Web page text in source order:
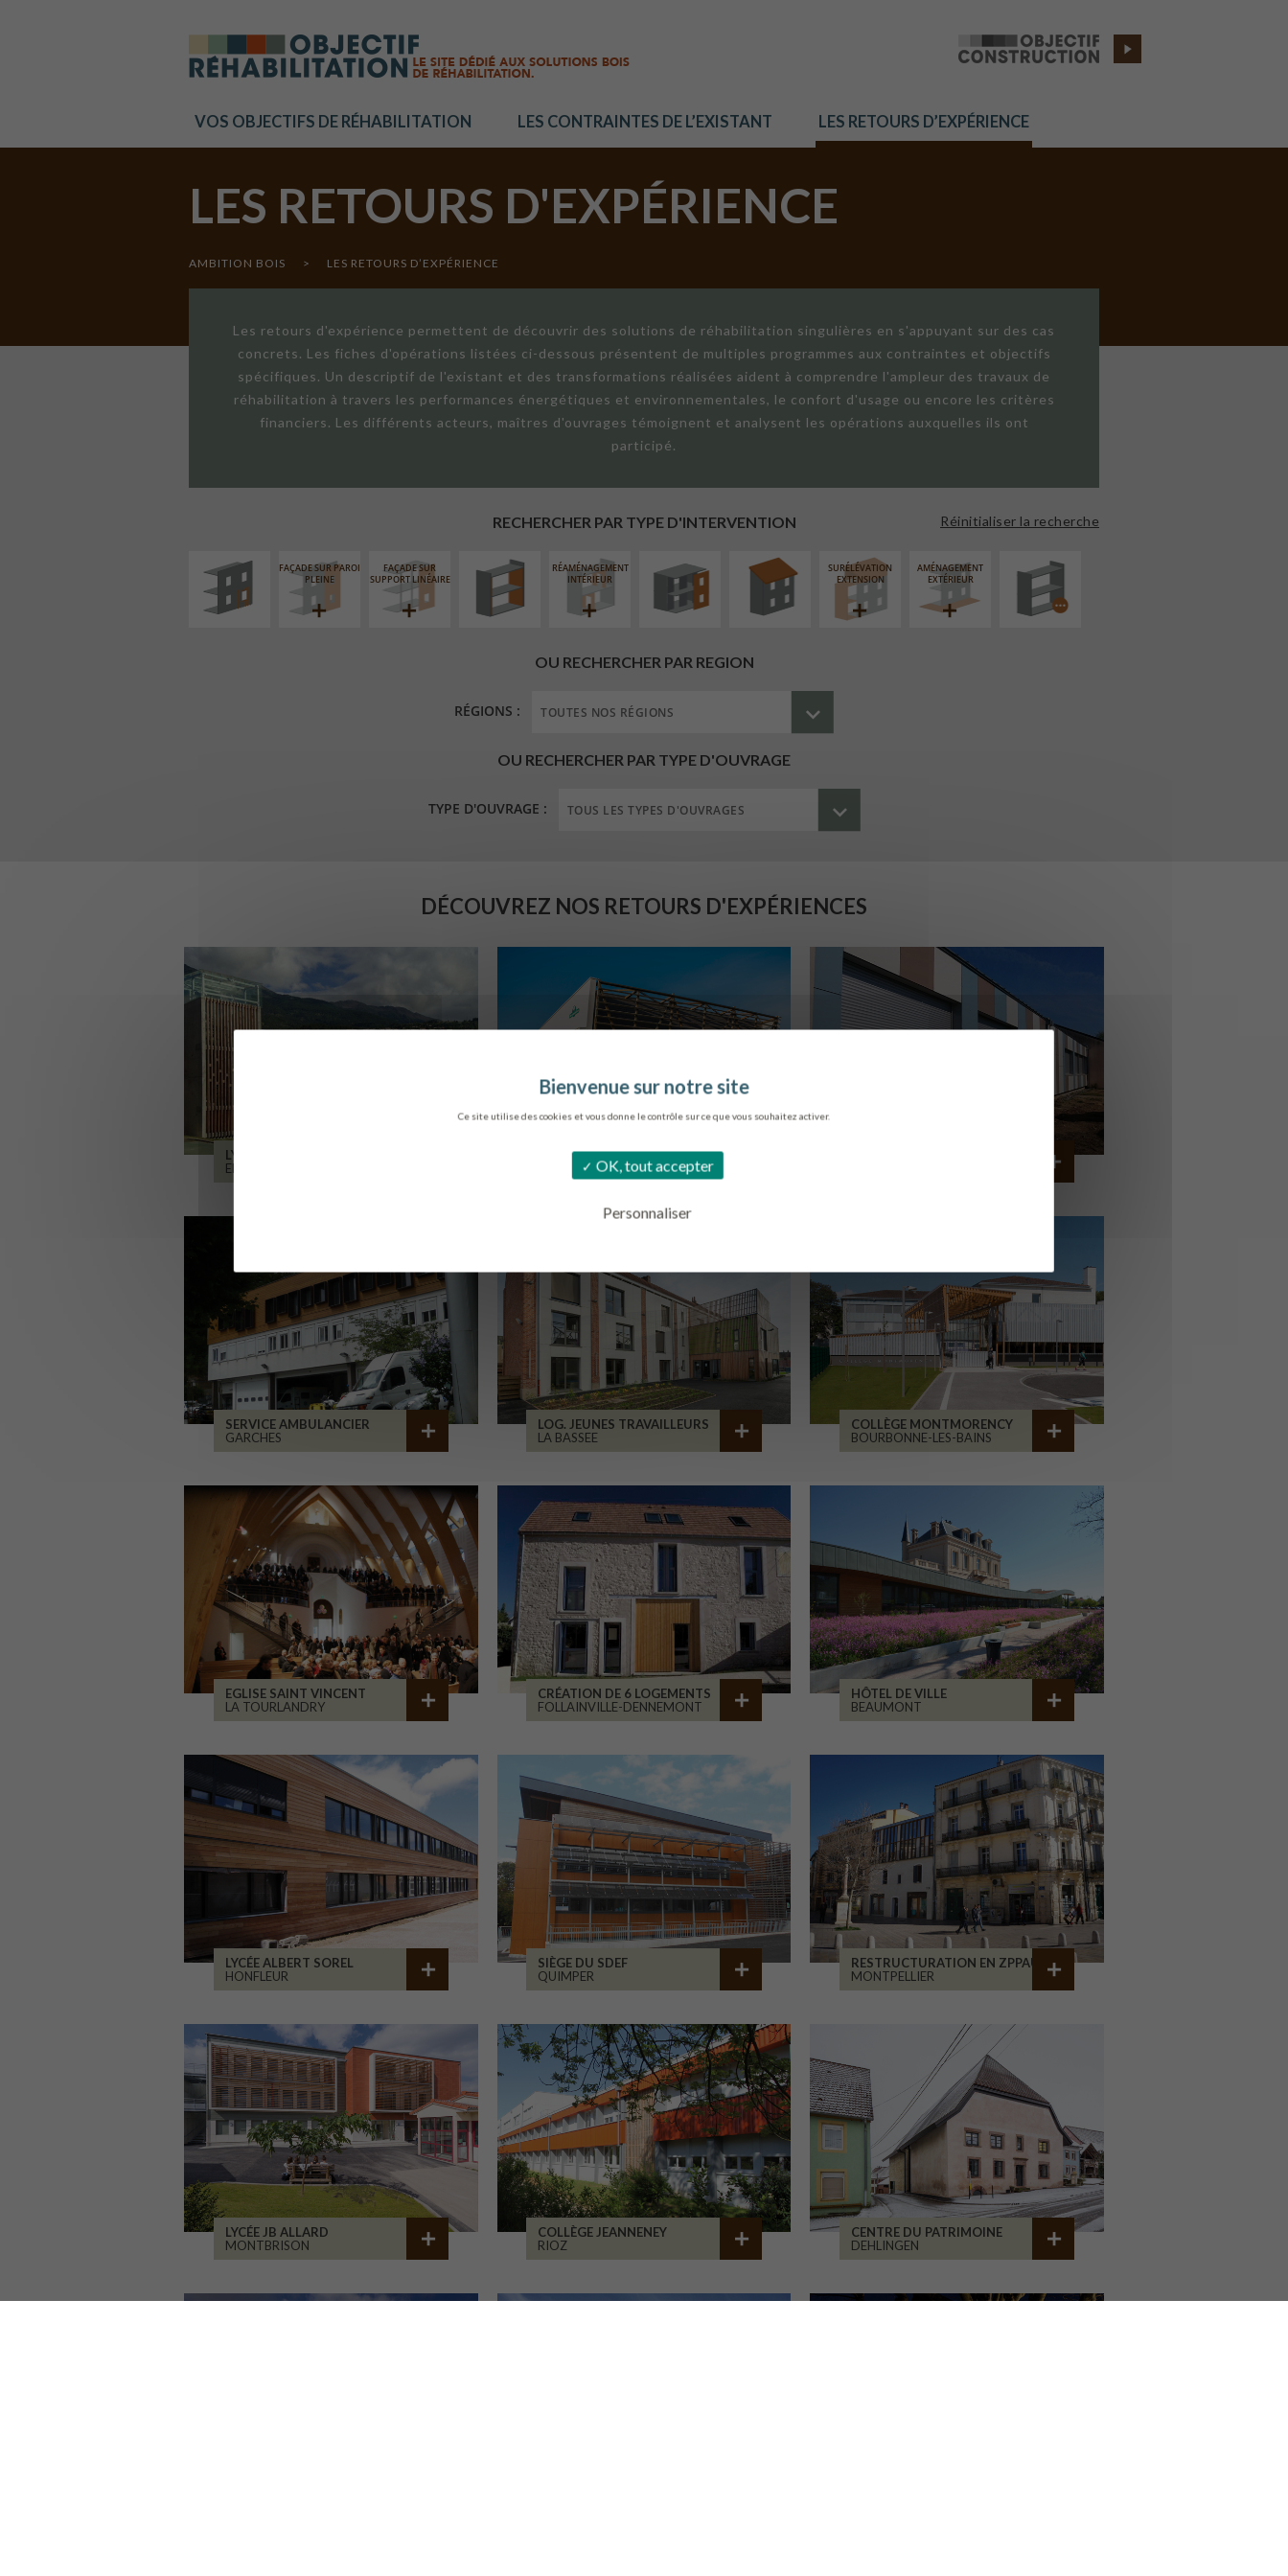
Ce site utilise des cookies et vous donne le contrôle sur ce que vous souhaitez activer.
OK, tout accepter
Personnaliser
VOS OBJECTIFS DE RÉHABILITATION LES CONTRAINTES DE L’EXISTANT LES RETOURS D’EXPÉRIENCE
LES RETOURS D'EXPÉRIENCE
AMBITION BOIS > LES RETOURS D’EXPÉRIENCE
Les retours d'expérience permettent de découvrir des solutions de réhabilitation singulières en s'appuyant sur des cas
concrets. Les fiches d'opérations listées ci-dessous présentent de multiples programmes aux contraintes et objectifs
spécifiques. Un descriptif de l'existant et des transformations réalisées aident à comprendre l'ampleur des travaux de
réhabilitation à travers les performances énergétiques et environnementales, le confort d'usage ou encore les critères
financiers. Les différents acteurs, maîtres d'ouvrages témoignent et analysent les opérations auxquelles ils ont
participé.
RECHERCHER PAR TYPE D'INTERVENTION Réinitialiser la recherche
ISOLATION
FAÇADE SUR PAROI
PLEINE
FAÇADE SUR
SUPPORT LINÉAIRE
INTÉRIEURE
RÉAMÉNAGEMENT
INTÉRIEUR
SURÉLÉVATION
EXTENSION
AMÉNAGEMENT
EXTÉRIEUR
OU RECHERCHER PAR REGION
RÉGIONS :
OU RECHERCHER PAR TYPE D'OUVRAGE
TYPE D'OUVRAGE :
DÉCOUVREZ NOS RETOURS D'EXPÉRIENCES
LYCÉE ALPES ET DURANCE
EMBRUN
SIÈGE DE L’ONF
SERVICE AMBULANCIER
GARCHES
LOG. JEUNES TRAVAILLEURS
LA BASSEE
COLLÈGE MONTMORENCY
BOURBONNE-LES-BAINS
EGLISE SAINT VINCENT
LA TOURLANDRY
CRÉATION DE 6 LOGEMENTS
FOLLAINVILLE-DENNEMONT
HÔTEL DE VILLE
BEAUMONT
LYCÉE ALBERT SOREL
HONFLEUR
SIÈGE DU SDEF
QUIMPER
RESTRUCTURATION EN ZPPAUP
MONTPELLIER
LYCÉE JB ALLARD
MONTBRISON
COLLÈGE JEANNENEY
RIOZ
CENTRE DU PATRIMOINE
DEHLINGEN